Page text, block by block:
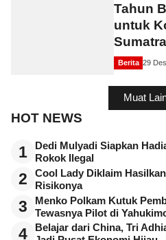
Tahun
untuk
Sumatra
Berita 29
Muat
HOT NEWS
1
Dedi Mulyadi Siapkan
Rokok Ilegal
2
Cool Lady Diklaim
Risikonya
3
Menko Polkam Kutuk
Tewasnya Pilot di
4
Belajar dari China, Tri